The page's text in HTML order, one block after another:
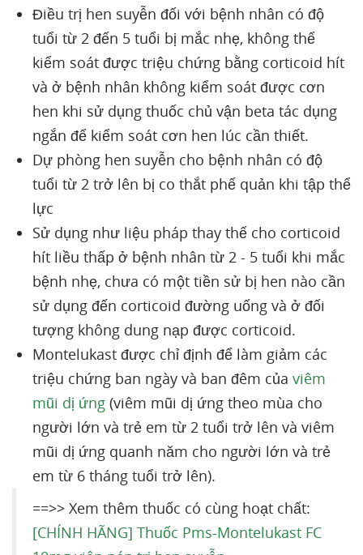
Điều trị hen suyễn đối với bệnh nhân có độ
tuổi từ 2 đến 5 tuổi bị mắc nhẹ, không thể
kiểm soát được triệu chứng bằng corticoid hít
và ở bệnh nhân không kiểm soát được cơn
hen khi sử dụng thuốc chủ vận beta tác dụng
ngắn để kiểm soát cơn hen lúc cần thiết.
Dự phòng hen suyễn cho bệnh nhân có độ
tuổi từ 2 trở lên bị co thắt phế quản khi tập thể
lực
Sử dụng như liệu pháp thay thế cho corticoid
hít liều thấp ở bệnh nhân từ 2 - 5 tuổi khi mắc
bệnh nhẹ, chưa có một tiền sử bị hen nào cần
sử dụng đến corticoid đường uống và ở đối
tượng không dung nạp được corticoid.
Montelukast được chỉ định để làm giảm các
triệu chứng ban ngày và ban đêm của viêm
mũi dị ứng (viêm mũi dị ứng theo mùa cho
người lớn và trẻ em từ 2 tuổi trở lên và viêm
mũi dị ứng quanh năm cho người lớn và trẻ
em từ 6 tháng tuổi trở lên).
==>> Xem thêm thuốc có cùng hoạt chất:
[CHÍNH HÃNG] Thuốc Pms-Montelukast FC